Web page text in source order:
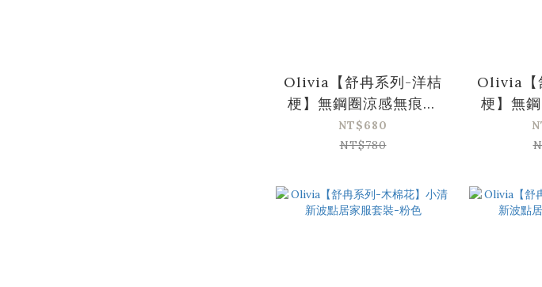
Olivia【舒冉系列-洋桔
梗】無鋼圈涼感無痕緹
花包覆內衣-灰藍色
NT$680
NT$780
Olivia【
梗】無
花包